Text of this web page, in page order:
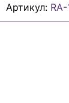
Артикул: